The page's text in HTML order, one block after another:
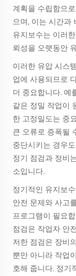
계획을 수립함으
으며, 이는 시간과
유지보수는 이러
뢰성을 오랫동안
이러한 유압 시스
업에 사용되므로
더 중요합니다. 예
같은 정밀 작업이
한 고정밀도는 중
큰 오류로 증폭될
중단시키는 경우
정기 점검과 정비
소입니다.
정기적인 유지보
안전 문제와 사고
프로그램이 필요
점검은 작업자 안
저한 점검은 장비
뿐만 아니라 작업
호해 줍니다. 정기